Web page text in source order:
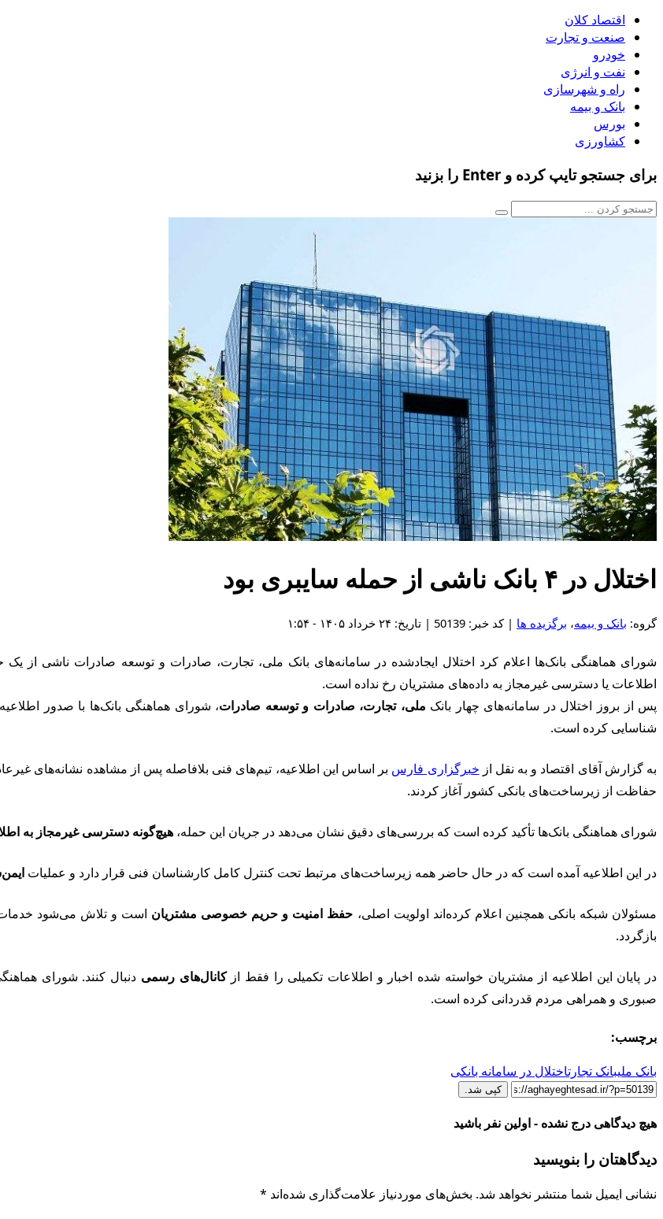
اقتصاد کلان
صنعت و تجارت
خودرو
نفت و انرژی
راه و شهرسازی
بانک و بیمه
بورس
کشاورزی
برای جستجو تایپ کرده و Enter را بزنید
اختلال در ۴ بانک ناشی از حمله سایبری بود
گروه: بانک و بیمه، برگزیده ها | کد خبر: 50139 | تاریخ: ۲۴ خرداد ۱۴۰۵ - ۱:۵۴
شورای هماهنگی بانک‌ها اعلام کرد اختلال ایجادشده در سامانه‌های بانک ملی، تجارت، صادرات و توسعه صادرات ناشی از
اطلاعات یا دسترسی غیرمجاز به داده‌های مشتریان رخ نداده است.
پس از بروز اختلال در سامانه‌های چهار بانک ملی، تجارت، صادرات و توسعه صادرات، شورای هماهنگی بانک‌ها با صدور
شناسایی کرده است.
به گزارش آقای اقتصاد و به نقل از خبرگزاری فارس بر اساس این اطلاعیه، تیم‌های فنی بلافاصله پس از مشاهده نشانه‌های
حفاظت از زیرساخت‌های بانکی کشور آغاز کردند.
شورای هماهنگی بانک‌ها تأکید کرده است که بررسی‌های دقیق نشان می‌دهد در جریان این حمله، هیچ‌گونه دسترسی غیرمجاز به
در این اطلاعیه آمده است که در حال حاضر همه زیرساخت‌های مرتبط تحت کنترل کامل کارشناسان فنی قرار دارد و عملیات
مسئولان شبکه بانکی همچنین اعلام کرده‌اند اولویت اصلی، حفظ امنیت و حریم خصوصی مشتریان است و تلاش می‌شود خدمات
بازگردد.
در پایان این اطلاعیه از مشتریان خواسته شده اخبار و اطلاعات تکمیلی را فقط ازکانال‌های رسمی دنبال کنند. شورای
صبوری و همراهی مردم قدردانی کرده است.
برچسب:
بانک ملیبانک تجارتاختلال در سامانه بانکی
کپی شد.
هیچ دیدگاهی درج نشده - اولین نفر باشید
دیدگاهتان را بنویسید
نشانی ایمیل شما منتشر نخواهد شد. بخش‌های موردنیاز علامت‌گذاری شده‌اند *